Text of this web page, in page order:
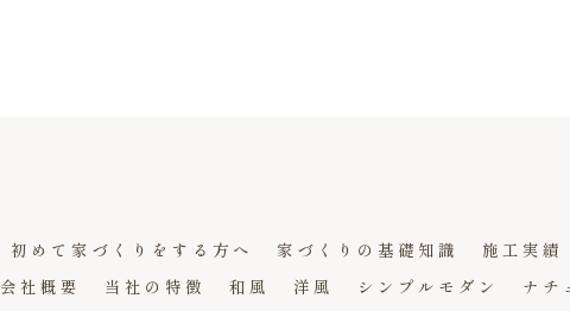
初めて家づくりをする方へ 家づくりの基礎知識 施工実績
会社概要 当社の特徴 和風 洋風 シンプルモダン ナチ